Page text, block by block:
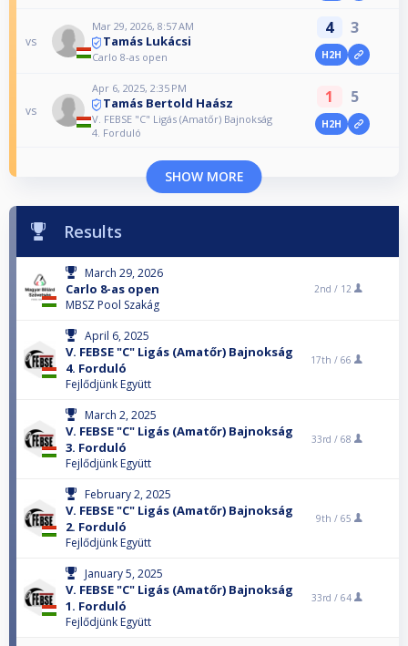
vs
Mar 29, 2026, 8:57 AM
Tamás Lukácsi
Carlo 8-as open
4 3
H2H
vs
Apr 6, 2025, 2:35 PM
Tamás Bertold Haász
V. FEBSE "C" Ligás (Amatőr) Bajnokság
4. Forduló
1 5
H2H
SHOW MORE
Results
March 29, 2026
Carlo 8-as open
MBSZ Pool Szakág
2nd / 12
April 6, 2025
V. FEBSE "C" Ligás (Amatőr) Bajnokság
4. Forduló
Fejlődjünk Együtt
17th / 66
March 2, 2025
V. FEBSE "C" Ligás (Amatőr) Bajnokság
3. Forduló
Fejlődjünk Együtt
33rd / 68
February 2, 2025
V. FEBSE "C" Ligás (Amatőr) Bajnokság
2. Forduló
Fejlődjünk Együtt
9th / 65
January 5, 2025
V. FEBSE "C" Ligás (Amatőr) Bajnokság
1. Forduló
Fejlődjünk Együtt
33rd / 64